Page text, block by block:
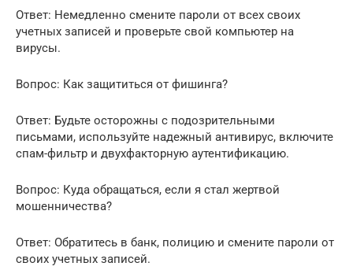
Ответ: Немедленно смените пароли от всех своих
учетных записей и проверьте свой компьютер на
вирусы.
Вопрос: Как защититься от фишинга?
Ответ: Будьте осторожны с подозрительными
письмами, используйте надежный антивирус, включите
спам-фильтр и двухфакторную аутентификацию.
Вопрос: Куда обращаться, если я стал жертвой
мошенничества?
Ответ: Обратитесь в банк, полицию и смените пароли от
своих учетных записей.